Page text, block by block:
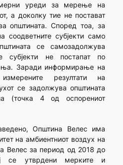
уреди за мерење на
а доколку тие не постават
општината. Според тоа, за
соодветните субјекти само
се самозадолжува
субјекти не постапат по
Заради информирање на
резултати на
се задолжува општината
(точка 4 од оспорениот
Општина Велес има
на амбиентниот воздух на
Велес за период од 2018 до
се утврдени мерките и